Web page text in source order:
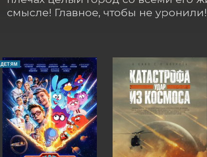
смысле! Главное, чтобы не уронили!
ДЕТЯМ